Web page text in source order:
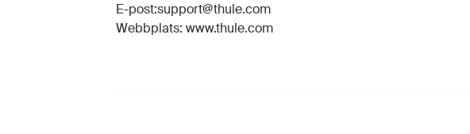
E-post:support@thule.com
Webbplats: www.thule.com